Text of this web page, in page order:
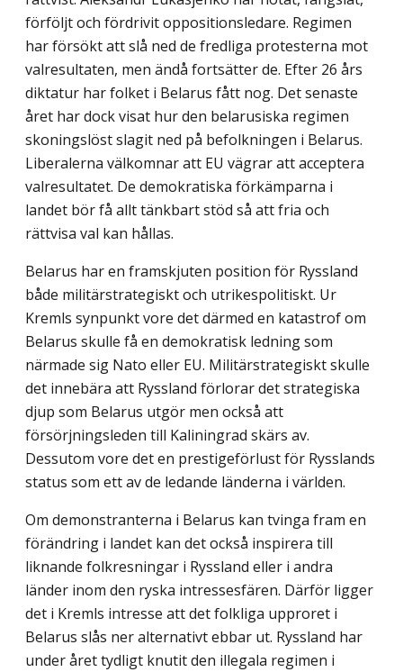
förföljt och fördrivit oppositionsledare. Regimen
har försökt att slå ned de fredliga protesterna mot
valresultaten, men ändå fortsätter de. Efter 26 års
diktatur har folket i Belarus fått nog. Det senaste
året har dock visat hur den belarusiska regimen
skoningslöst slagit ned på befolkningen i Belarus.
Liberalerna välkomnar att EU vägrar att acceptera
valresultatet. De demokratiska förkämparna i
landet bör få allt tänkbart stöd så att fria och
rättvisa val kan hållas.
Belarus har en framskjuten position för Ryssland
både militärstrategiskt och utrikes­politiskt. Ur
Kremls synpunkt vore det därmed en katastrof om
Belarus skulle få en demokratisk ledning som
närmade sig Nato eller EU. Militärstrategiskt skulle
det innebära att Ryssland förlorar det strategiska
djup som Belarus utgör men också att
försörjningsleden till Kaliningrad skärs av.
Dessutom vore det en prestigeförlust för Rysslands
status som ett av de ledande länderna i världen.
Om demonstranterna i Belarus kan tvinga fram en
förändring i landet kan det också inspirera till
liknande folkresningar i Ryssland eller i andra
länder inom den ryska intressesfären. Därför ligger
det i Kremls intresse att det folkliga upproret i
Belarus slås ner alternativt ebbar ut. Ryssland har
under året tydligt knutit den illegala regimen i